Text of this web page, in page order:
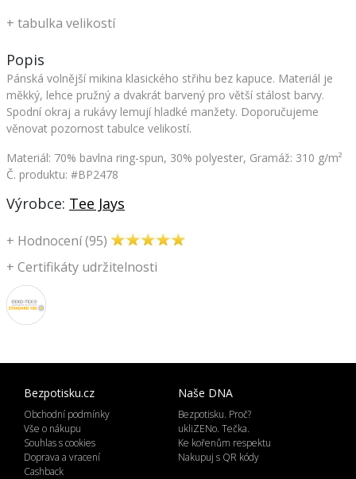
+ tabulka velikostí
+ Certifikáty udržitelnosti
Popis
Pánská volnější mikina klasického střihu bez kapuce. Materiál je
měkký, lehce pružný a dvakrát barvený pro větší stálost barvy.
Spodní okraj a rukávy lemují hladké manžety. Doporučujeme
věnovat pozornost tabulce velikostí.
Materiál: 70% bavlna ring-spun, 30% polyester, Gramáž: 310 g/m²
Č. produktu: #BP2478
Výrobce: Tee Jays
+ Hodnocení (95)
Bezpotisku.cz
Obchodní podmínky
Vše o nákupu
Souhlas s cookies
Doprava a vracení
Cashback
Naše DNA
Bezpotisku. Proč?
ukliZENo. Tečka.
Ke kořenům respektu
Nakupuj s QR kódy